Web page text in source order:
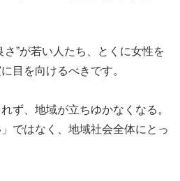
さ”が若い人たち、とくに女性を
目を向けるべきです。
ず、地域が立ちゆかなくなる。
ではなく、地域社会全体にとっ